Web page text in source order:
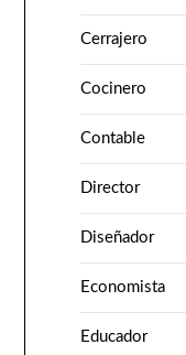
Cerrajero
Cocinero
Contable
Director
Diseñador
Economista
Educador